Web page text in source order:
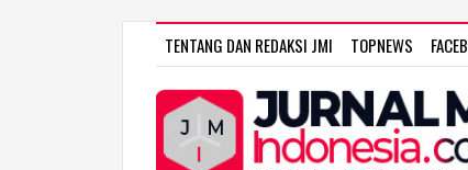
TENTANG DAN REDAKSI JMI TOPNEWS